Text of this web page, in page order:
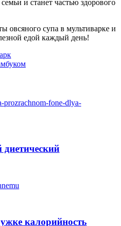
и станет частью здорового
овсяного супа в мультиварке и
едой каждый день!
калорийность